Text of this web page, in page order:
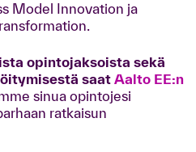
Model Innovation ja
opintojaksoista sekä
saat Aalto EE:n
sinua opintojesi
ratkaisun